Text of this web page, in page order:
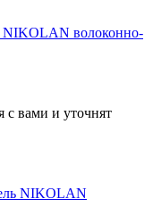
волоконно-
с вами и уточнят